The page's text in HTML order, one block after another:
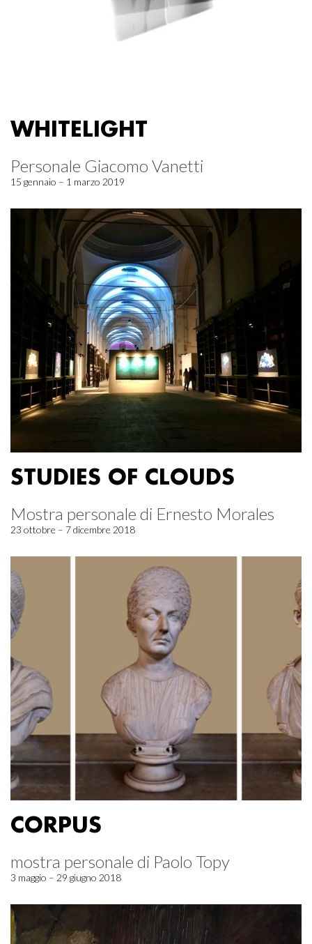
WHITELIGHT
Personale Giacomo Vanetti
15 gennaio – 1 marzo 2019
STUDIES OF CLOUDS
Mostra personale di Ernesto Morales
23 ottobre – 7 dicembre 2018
CORPUS
mostra personale di Paolo Topy
3 maggio – 29 giugno 2018